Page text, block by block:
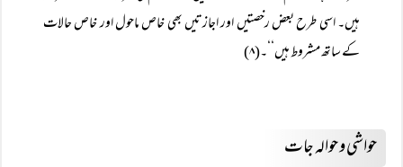
ہیں۔ اسی طرح بعض رخصتیں اور اجازتیں بھی خاص ماحول اور خاص حالات
کے ساتھ مشروط ہیں‘‘۔(۸)
حواشی و حوالہ جات